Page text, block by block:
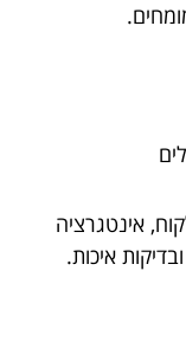
אינטגרציה
איכות.